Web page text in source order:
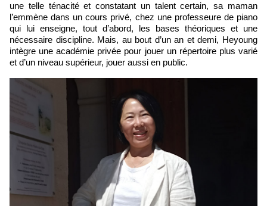
une telle ténacité et constatant un talent certain, sa maman
l’emmène dans un cours privé, chez une professeure de piano
qui lui enseigne, tout d’abord, les bases théoriques et une
nécessaire discipline. Mais, au bout d’un an et demi, Heyoung
intègre une académie privée pour jouer un répertoire plus varié
et d’un niveau supérieur, jouer aussi en public.